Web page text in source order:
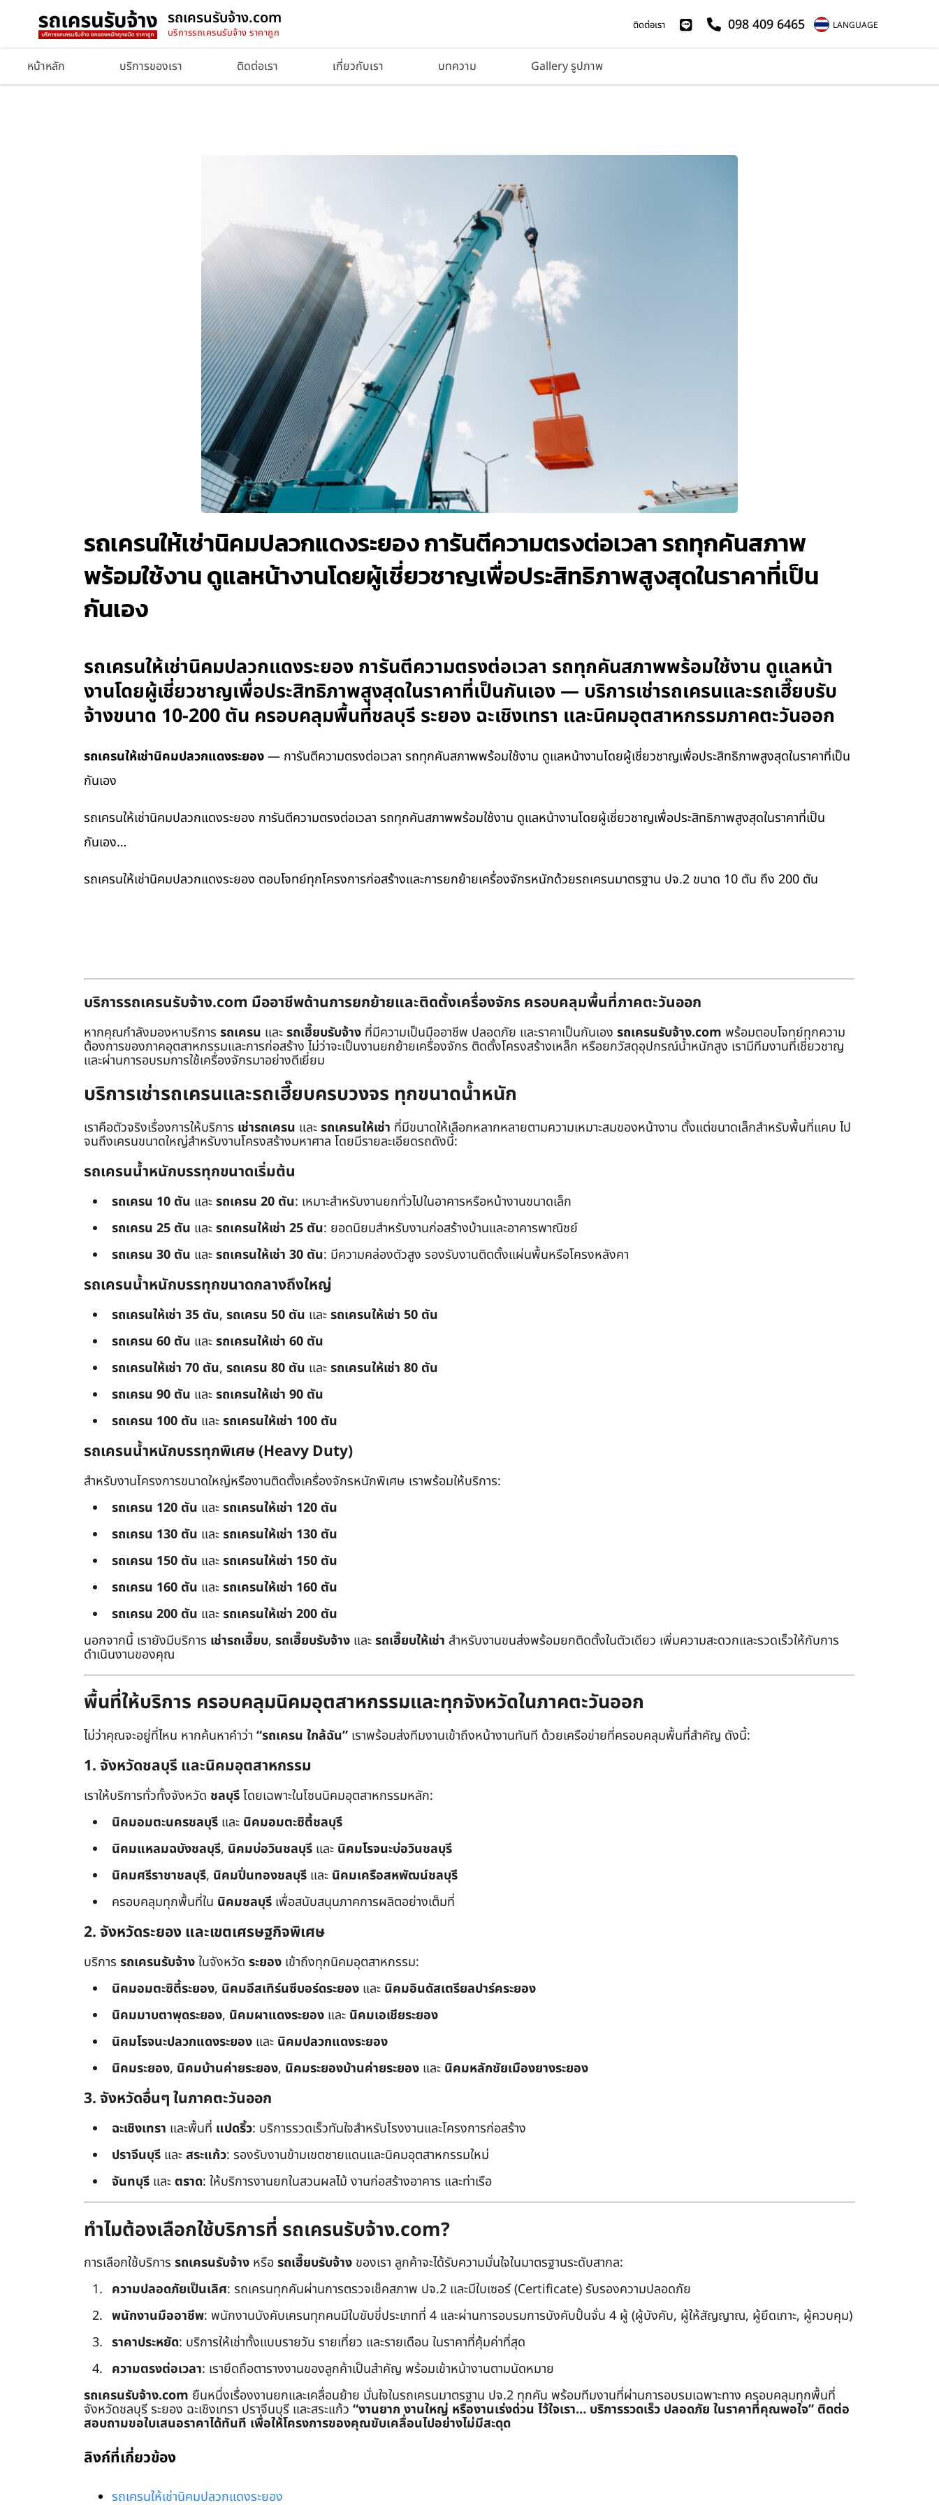
รถเครนรับจ้าง.com
บริการรถเครนรับจ้าง ราคาถูก
ติดต่อเรา 098 409 6465 LANGUAGE
หน้าหลัก บริการของเรา ติดต่อเรา เกี่ยวกับเรา บทความ Gallery รูปภาพ
รถเครนให้เช่านิคมปลวกแดงระยอง การันตีความตรงต่อเวลา รถทุกคันสภาพ
พร้อมใช้งาน ดูแลหน้างานโดยผู้เชี่ยวชาญเพื่อประสิทธิภาพสูงสุดในราคาที่เป็น
กันเอง
รถเครนให้เช่านิคมปลวกแดงระยอง การันตีความตรงต่อเวลา รถทุกคันสภาพพร้อมใช้งาน ดูแลหน้า
งานโดยผู้เชี่ยวชาญเพื่อประสิทธิภาพสูงสุดในราคาที่เป็นกันเอง — บริการเช่ารถเครนและรถเฮี๊ยบรับ
จ้างขนาด 10-200 ตัน ครอบคลุมพื้นที่ชลบุรี ระยอง ฉะเชิงเทรา และนิคมอุตสาหกรรมภาคตะวันออก
รถเครนให้เช่านิคมปลวกแดงระยอง— การันตีความตรงต่อเวลา รถทุกคันสภาพพร้อมใช้งาน ดูแลหน้างานโดยผู้เชี่ยวชาญเพื่อประสิทธิภาพสูงสุดในราคาที่เป็น
กันเอง
รถเครนให้เช่านิคมปลวกแดงระยอง การันตีความตรงต่อเวลา รถทุกคันสภาพพร้อมใช้งาน ดูแลหน้างานโดยผู้เชี่ยวชาญเพื่อประสิทธิภาพสูงสุดในราคาที่เป็น
กันเอง…
รถเครนให้เช่านิคมปลวกแดงระยอง ตอบโจทย์ทุกโครงการก่อสร้างและการยกย้ายเครื่องจักรหนักด้วยรถเครนมาตรฐาน ปจ.2 ขนาด 10 ตัน ถึง 200 ตัน
บริการรถเครนรับจ้าง.com มืออาชีพด้านการยกย้ายและติดตั้งเครื่องจักร ครอบคลุมพื้นที่ภาคตะวันออก
หากคุณกำลังมองหาบริการ รถเครน และรถเฮี๊ยบรับจ้าง ที่มีความเป็นมืออาชีพ ปลอดภัย และราคาเป็นกันเอง รถเครนรับจ้าง.com พร้อมตอบโจทย์ทุกความ
ต้องการของภาคอุตสาหกรรมและการก่อสร้าง ไม่ว่าจะเป็นงานยกย้ายเครื่องจักร ติดตั้งโครงสร้างเหล็ก หรือยกวัสดุอุปกรณ์น้ำหนักสูง เรามีทีมงานที่เชี่ยวชาญ
และผ่านการอบรมการใช้เครื่องจักรมาอย่างดีเยี่ยม
บริการเช่ารถเครนและรถเฮี๊ยบครบวงจร ทุกขนาดน้ำหนัก
เราคือตัวจริงเรื่องการให้บริการ เช่ารถเครน และรถเครนให้เช่า ที่มีขนาดให้เลือกหลากหลายตามความเหมาะสมของหน้างาน ตั้งแต่ขนาดเล็กสำหรับพื้นที่แคบ ไป
จนถึงเครนขนาดใหญ่สำหรับงานโครงสร้างมหาศาล โดยมีรายละเอียดรถดังนี้:
รถเครนน้ำหนักบรรทุกขนาดเริ่มต้น
รถเครน 10 ตัน และรถเครน 20 ตัน: เหมาะสำหรับงานยกทั่วไปในอาคารหรือหน้างานขนาดเล็ก
รถเครน 25 ตัน และรถเครนให้เช่า 25 ตัน: ยอดนิยมสำหรับงานก่อสร้างบ้านและอาคารพาณิชย์
รถเครน 30 ตัน และรถเครนให้เช่า 30 ตัน: มีความคล่องตัวสูง รองรับงานติดตั้งแผ่นพื้นหรือโครงหลังคา
รถเครนน้ำหนักบรรทุกขนาดกลางถึงใหญ่
รถเครนให้เช่า 35 ตัน, รถเครน 50 ตัน และรถเครนให้เช่า 50 ตัน
รถเครน 60 ตัน และรถเครนให้เช่า 60 ตัน
รถเครนให้เช่า 70 ตัน, รถเครน 80 ตัน และรถเครนให้เช่า 80 ตัน
รถเครน 90 ตัน และรถเครนให้เช่า 90 ตัน
รถเครน 100 ตัน และรถเครนให้เช่า 100 ตัน
รถเครนน้ำหนักบรรทุกพิเศษ (Heavy Duty)
สำหรับงานโครงการขนาดใหญ่หรืองานติดตั้งเครื่องจักรหนักพิเศษ เราพร้อมให้บริการ:
รถเครน 120 ตัน และรถเครนให้เช่า 120 ตัน
รถเครน 130 ตัน และรถเครนให้เช่า 130 ตัน
รถเครน 150 ตัน และรถเครนให้เช่า 150 ตัน
รถเครน 160 ตัน และรถเครนให้เช่า 160 ตัน
รถเครน 200 ตัน และรถเครนให้เช่า 200 ตัน
นอกจากนี้ เรายังมีบริการ เช่ารถเฮี๊ยบ, รถเฮี๊ยบรับจ้าง และรถเฮี๊ยบให้เช่า สำหรับงานขนส่งพร้อมยกติดตั้งในตัวเดียว เพิ่มความสะดวกและรวดเร็วให้กับการ
ดำเนินงานของคุณ
พื้นที่ให้บริการ ครอบคลุมนิคมอุตสาหกรรมและทุกจังหวัดในภาคตะวันออก
ไม่ว่าคุณจะอยู่ที่ไหน หากค้นหาคำว่า “รถเครน ใกล้ฉัน” เราพร้อมส่งทีมงานเข้าถึงหน้างานทันที ด้วยเครือข่ายที่ครอบคลุมพื้นที่สำคัญ ดังนี้:
1. จังหวัดชลบุรี และนิคมอุตสาหกรรม
เราให้บริการทั่วทั้งจังหวัด ชลบุรีโดยเฉพาะในโซนนิคมอุตสาหกรรมหลัก:
นิคมอมตะนครชลบุรี และ นิคมอมตะซิตี้ชลบุรี
นิคมแหลมฉบังชลบุรี, นิคมบ่อวินชลบุรี และ นิคมโรจนะบ่อวินชลบุรี
นิคมศรีราชาชลบุรี, นิคมปิ่นทองชลบุรี และ นิคมเครือสหพัฒน์ชลบุรี
ครอบคลุมทุกพื้นที่ใน นิคมชลบุรี เพื่อสนับสนุนภาคการผลิตอย่างเต็มที่
2. จังหวัดระยอง และเขตเศรษฐกิจพิเศษ
บริการ รถเครนรับจ้างในจังหวัด ระยอง เข้าถึงทุกนิคมอุตสาหกรรม:
นิคมอมตะซิตี้ระยอง, นิคมอีสเทิร์นซีบอร์ดระยอง และ นิคมอินดัสเตรียลปาร์คระยอง
นิคมมาบตาพุดระยอง, นิคมผาแดงระยอง และ นิคมเอเชียระยอง
นิคมโรจนะปลวกแดงระยอง และ นิคมปลวกแดงระยอง
นิคมระยอง, นิคมบ้านค่ายระยอง, นิคมระยองบ้านค่ายระยอง และ นิคมหลักชัยเมืองยางระยอง
3. จังหวัดอื่นๆ ในภาคตะวันออก
ฉะเชิงเทรา และพื้นที่ แปดริ้ว: บริการรวดเร็วทันใจสำหรับโรงงานและโครงการก่อสร้าง
ปราจีนบุรี และสระแก้ว: รองรับงานข้ามเขตชายแดนและนิคมอุตสาหกรรมใหม่
จันทบุรี และ ตราด: ให้บริการงานยกในสวนผลไม้ งานก่อสร้างอาคาร และท่าเรือ
ทำไมต้องเลือกใช้บริการที่ รถเครนรับจ้าง.com?
การเลือกใช้บริการ รถเครนรับจ้าง หรือรถเฮี๊ยบรับจ้าง ของเรา ลูกค้าจะได้รับความมั่นใจในมาตรฐานระดับสากล:
ความปลอดภัยเป็นเลิศ: รถเครนทุกคันผ่านการตรวจเช็คสภาพ ปจ.2 และมีใบเซอร์ (Certificate) รับรองความปลอดภัย
พนักงานมืออาชีพ: พนักงานบังคับเครนทุกคนมีใบขับขี่ประเภทที่ 4 และผ่านการอบรมการบังคับปั้นจั่น 4 ผู้ (ผู้บังคับ, ผู้ให้สัญญาณ, ผู้ยึดเกาะ, ผู้ควบคุม)
ราคาประหยัด: บริการให้เช่าทั้งแบบรายวัน รายเที่ยว และรายเดือน ในราคาที่คุ้มค่าที่สุด
ความตรงต่อเวลา: เรายึดถือตารางงานของลูกค้าเป็นสำคัญ พร้อมเข้าหน้างานตามนัดหมาย
รถเครนรับจ้าง.com ยืนหนึ่งเรื่องงานยกและเคลื่อนย้าย มั่นใจในรถเครนมาตรฐาน ปจ.2 ทุกคัน พร้อมทีมงานที่ผ่านการอบรมเฉพาะทาง ครอบคลุมทุกพื้นที่
จังหวัดชลบุรี ระยอง ฉะเชิงเทรา ปราจีนบุรี และสระแก้ว “งานยาก งานใหญ่ หรืองานเร่งด่วน ไว้ใจเรา… บริการรวดเร็ว ปลอดภัย ในราคาที่คุณพอใจ” ติดต่อ
สอบถามขอใบเสนอราคาได้ทันที เพื่อให้โครงการของคุณขับเคลื่อนไปอย่างไม่มีสะดุด
ลิงก์ที่เกี่ยวข้อง
รถเครนให้เช่านิคมปลวกแดงระยอง